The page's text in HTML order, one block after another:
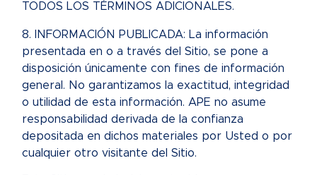
TODOS LOS TÉRMINOS ADICIONALES.
8. INFORMACIÓN PUBLICADA: La información
presentada en o a través del Sitio, se pone a
disposición únicamente con fines de información
general. No garantizamos la exactitud, integridad
o utilidad de esta información. APE no asume
responsabilidad derivada de la confianza
depositada en dichos materiales por Usted o por
cualquier otro visitante del Sitio.